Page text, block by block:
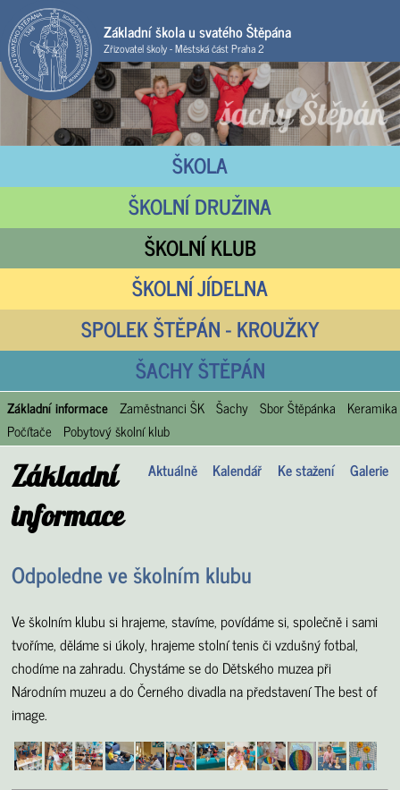
Základní škola u svatého Štěpána
Zřizovatel školy - Městská část Praha 2
ŠKOLA
ŠKOLNÍ DRUŽINA
ŠKOLNÍ KLUB
ŠKOLNÍ JÍDELNA
SPOLEK ŠTĚPÁN - KROUŽKY
ŠACHY ŠTĚPÁN
Základní informace Zaměstnanci ŠK Šachy Sbor Štěpánka
Keramika
Počítače
Pobytový školní klub
Aktuálně Kalendář Ke stažení Galerie
Základní
informace
Odpoledne ve školním klubu
Ve školním klubu si hrajeme, stavíme, povídáme si, společně i sami
tvoříme, děláme si úkoly, hrajeme stolní tenis či vzdušný fotbal,
chodíme na zahradu. Chystáme se do Dětského muzea při
Národním muzeu a do Černého divadla na představení The best of
image.